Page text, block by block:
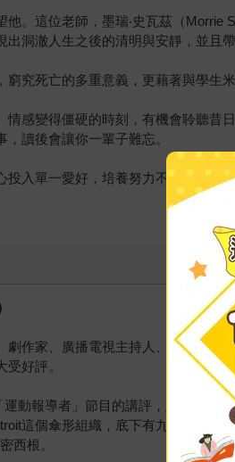
他。這位老師，墨瑞‧史瓦茲（
洞澈人生之後的清明與安靜，並且帶
窮究死亡的多重意義，更藉著與學生
情感變得僵硬的時刻，有機會聆聽昔
讀後會讓你一輩子難忘。
投入單一愛好，培養努力不懈的心態
劇作家、廣播電視主持人、慈善家
好評。
動報導者」節目的講評，此外，也
這個傘形組織，底下有九個慈善團
西根。